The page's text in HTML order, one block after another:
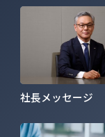
社長メッセージ